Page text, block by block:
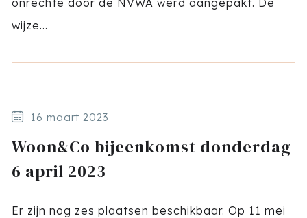
wijze...
16 maart 2023
Woon&Co bijeenkomst donderdag
6 april 2023
Er zijn nog zes plaatsen beschikbaar. Op 11 mei